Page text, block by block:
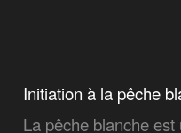
Initiation à la pêche
La pêche blanche